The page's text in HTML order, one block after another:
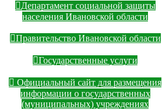
Департамент социальной защиты
населения Ивановской области
Правительство Ивановской области
Государственные услуги
Официальный сайт для размещения
информации о государственных
(муниципальных) учреждениях